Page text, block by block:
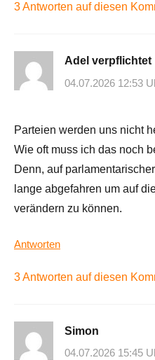
3 Antworten auf diesen
Adel verpflichtet
04.07.2026 12:53
Parteien werden uns nicht
Wie oft muss ich das noch
Denn, auf
lange abgefahren um auf
verändern zu können.
Antworten
3 Antworten auf diesen
Simon
04.07.2026 15:45